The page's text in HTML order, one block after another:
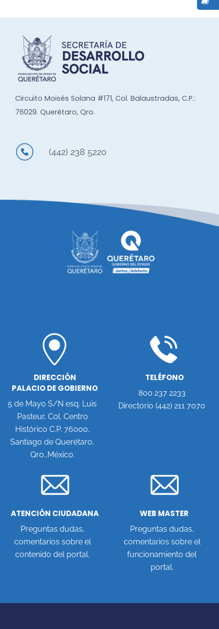
Circuito Moisés Solana #171, Col. Balaustradas, C.P.:
76029. Querétaro, Qro.
(442) 238 5220
DIRECCIÓN
PALACIO DE GOBIERNO
5 de Mayo S/N esq. Luis
Pasteur, Col. Centro
Histórico C.P. 76000,
Santiago de Querétaro,
Qro.,México.
TELÉFONO
800 237 2233
Directorio (442) 211 7070
ATENCIÓN CIUDADANA
Preguntas dudas,
comentarios sobre el
contenido del portal.
WEB MASTER
Preguntas dudas,
comentarios sobre el
funcionamiento del
portal.